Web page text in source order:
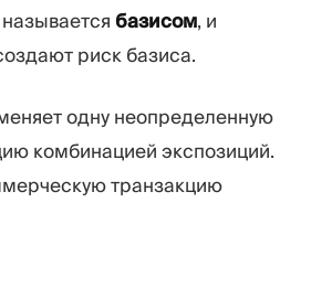
базисом, и
риск базиса.
одну неопределенную
комбинацией экспозиций.
транзакцию